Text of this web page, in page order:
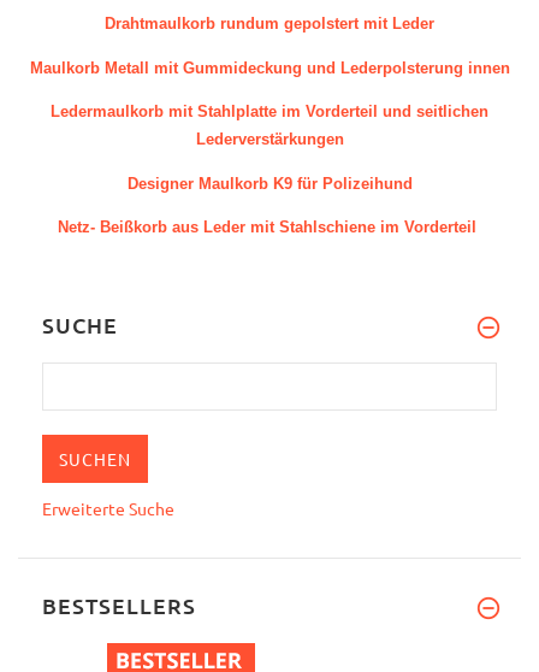
Drahtmaulkorb rundum gepolstert mit Leder
Maulkorb Metall mit Gummideckung und Lederpolsterung innen
Ledermaulkorb mit Stahlplatte im Vorderteil und seitlichen
Lederverstärkungen
DesignerMaulkorb K9 für Polizeihund
Netz- Beißkorb aus Leder mit Stahlschiene im Vorderteil
SUCHE
Erweiterte Suche
BESTSELLERS